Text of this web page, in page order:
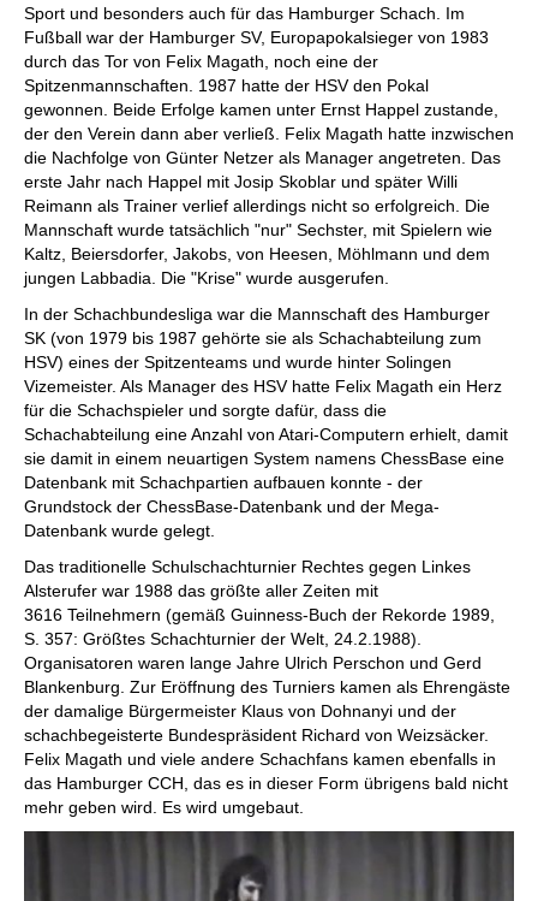
Sport und besonders auch für das Hamburger Schach. Im
Fußball war der Hamburger SV, Europapokalsieger von 1983
durch das Tor von Felix Magath, noch eine der
Spitzenmannschaften. 1987 hatte der HSV den Pokal
gewonnen. Beide Erfolge kamen unter Ernst Happel zustande,
der den Verein dann aber verließ. Felix Magath hatte inzwischen
die Nachfolge von Günter Netzer als Manager angetreten. Das
erste Jahr nach Happel mit Josip Skoblar und später Willi
Reimann als Trainer verlief allerdings nicht so erfolgreich. Die
Mannschaft wurde tatsächlich "nur" Sechster, mit Spielern wie
Kaltz, Beiersdorfer, Jakobs, von Heesen, Möhlmann und dem
jungen Labbadia. Die "Krise" wurde ausgerufen.
In der Schachbundesliga war die Mannschaft des Hamburger
SK (von 1979 bis 1987 gehörte sie als Schachabteilung zum
HSV) eines der Spitzenteams und wurde hinter Solingen
Vizemeister. Als Manager des HSV hatte Felix Magath ein Herz
für die Schachspieler und sorgte dafür, dass die
Schachabteilung eine Anzahl von Atari-Computern erhielt, damit
sie damit in einem neuartigen System namens ChessBase eine
Datenbank mit Schachpartien aufbauen konnte - der
Grundstock der ChessBase-Datenbank und der Mega-
Datenbank wurde gelegt.
Das traditionelle Schulschachturnier Rechtes gegen Linkes
Alsterufer war 1988 das größte aller Zeiten mit
3616 Teilnehmern (gemäß Guinness-Buch der Rekorde 1989,
S. 357: Größtes Schachturnier der Welt, 24.2.1988).
Organisatoren waren lange Jahre Ulrich Perschon und Gerd
Blankenburg. Zur Eröffnung des Turniers kamen als Ehrengäste
der damalige Bürgermeister Klaus von Dohnanyi und der
schachbegeisterte Bundespräsident Richard von Weizsäcker.
Felix Magath und viele andere Schachfans kamen ebenfalls in
das Hamburger CCH, das es in dieser Form übrigens bald nicht
mehr geben wird. Es wird umgebaut.